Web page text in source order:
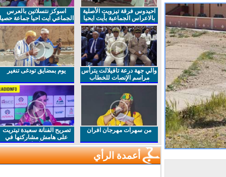
احيدوس فرقة تيزويت الأصلية
بالاعراس الجماعية بأيت ايحيا
اسوكز نتسلاتين بالعرس
الجماعي ايت احيا جماعة حصيا
والي جهة درعة تافيلالت يترأس
مراسم الإنصات للخطاب
الملكي السامي بمناسبة
يوم بمضايق تودغى تنغير
من سهرات مهرجان افران
تصريح الفنانة سعيدة تيتريت
على هامش مشاركتها في
مهرجان افران
أعمدة الرأي